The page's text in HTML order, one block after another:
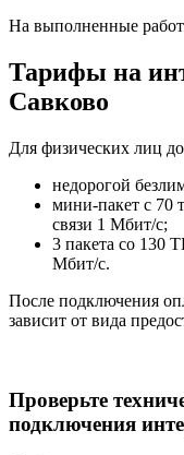
На выполненные
Тарифы на
Савково
Для физических лиц
недорогой
мини-пакет с 70
связи 1 Мбит/с;
3 пакета со 130
Мбит/с.
После подключения
зависит от вида
Проверьте
подключения